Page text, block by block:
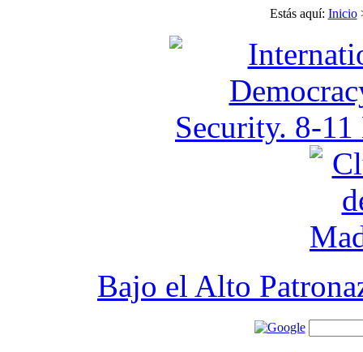
Estás aquí: Inicio
Bajo el Alto